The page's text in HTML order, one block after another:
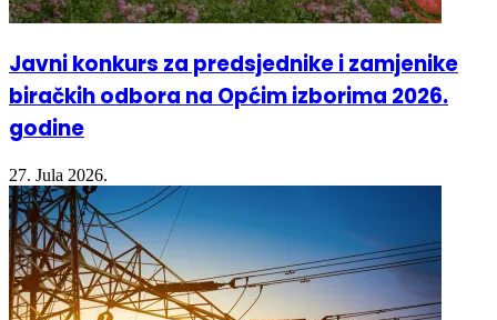
Javni konkurs za predsjednike i zamjenike
biračkih odbora na Općim izborima 2026.
godine
27. Jula 2026.